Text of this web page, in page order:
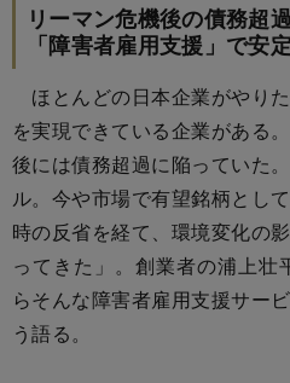
リーマン危機後の債務超
「障害者雇用支援」で安
ほとんどの日本企業がやり
を実現できている企業がある
後には債務超過に陥っていた
ル。今や市場で有望銘柄とし
時の反省を経て、環境変化の
ってきた」。創業者の浦上
らそんな障害者雇用支援サー
う語る。